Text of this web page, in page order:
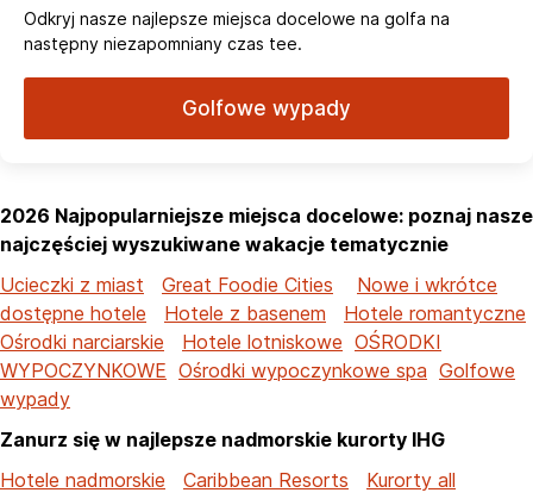
Odkryj nasze najlepsze miejsca docelowe na golfa na
następny niezapomniany czas tee.
Golfowe wypady
2026 Najpopularniejsze miejsca docelowe: poznaj nasze
najczęściej wyszukiwane wakacje tematycznie
Ucieczki z miast
Great Foodie Cities
Nowe i wkrótce
dostępne hotele
Hotele z basenem
Hotele romantyczne
Ośrodki narciarskie
Hotele lotniskowe OŚRODKI
WYPOCZYNKOWE Ośrodki wypoczynkowe spa Golfowe
wypady
Zanurz się w najlepsze nadmorskie kurorty IHG
Hotele nadmorskie
Caribbean Resorts
Kurorty all